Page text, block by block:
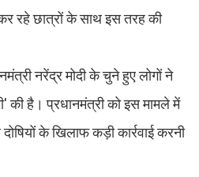
रहे छात्रों के साथ इस तरह की
नरेंद्र मोदी के चुने हुए लोगों ने
की है। प्रधानमंत्री को इस मामले में
के खिलाफ कड़ी कार्रवाई करनी